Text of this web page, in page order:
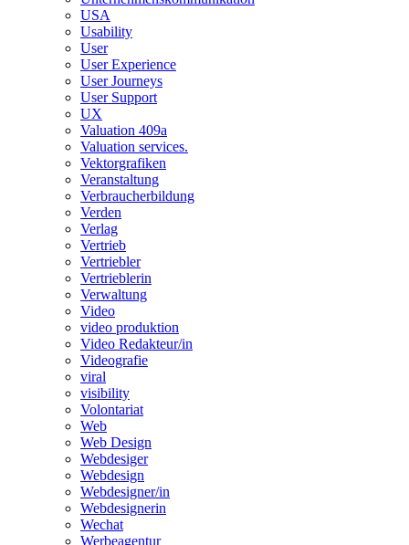
USA
Usability
User
User Experience
User Journeys
User Support
UX
Valuation 409a
Valuation services.
Vektorgrafiken
Veranstaltung
Verbraucherbildung
Verden
Verlag
Vertrieb
Vertriebler
Vertrieblerin
Verwaltung
Video
video produktion
Video Redakteur/in
Videografie
viral
visibility
Volontariat
Web
Web Design
Webdesiger
Webdesign
Webdesigner/in
Webdesignerin
Wechat
Werbeagentur